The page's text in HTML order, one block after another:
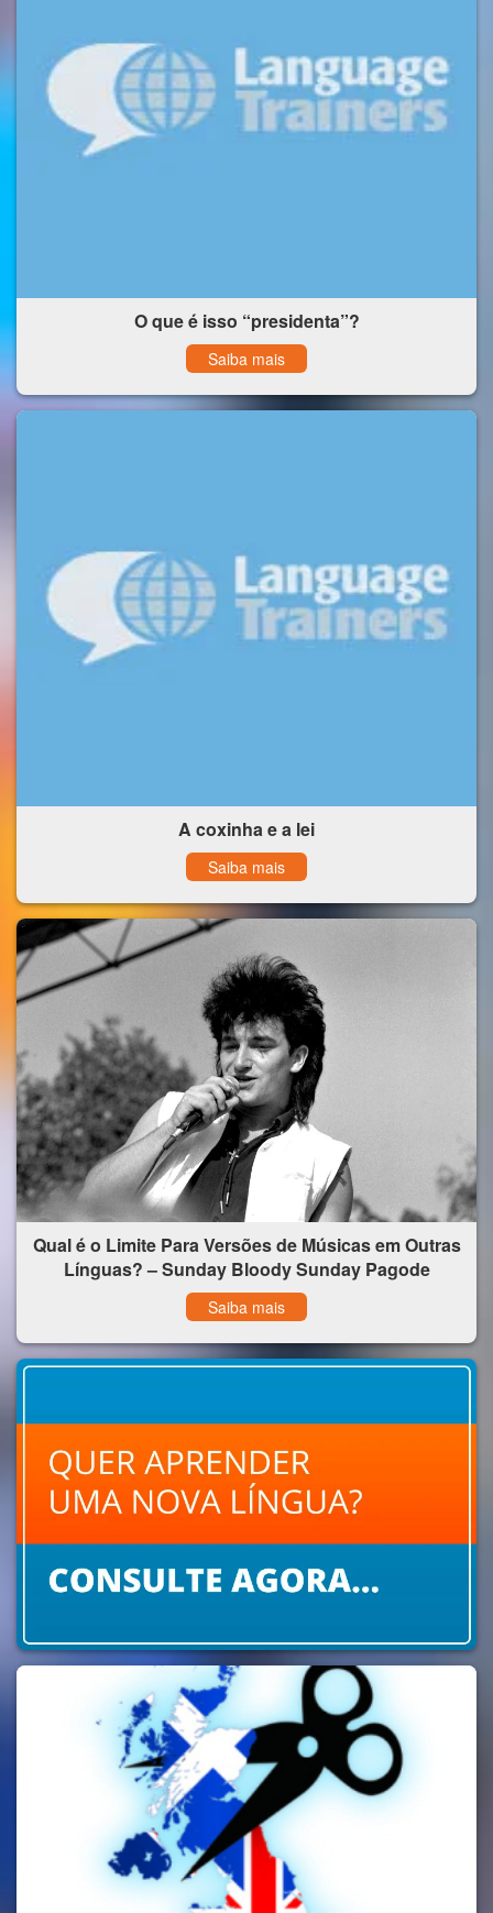
O que é isso “presidenta”?
Saiba mais
A coxinha e a lei
Saiba mais
Qual é o Limite Para Versões de Músicas em Outras
Línguas? – Sunday Bloody Sunday Pagode
Saiba mais